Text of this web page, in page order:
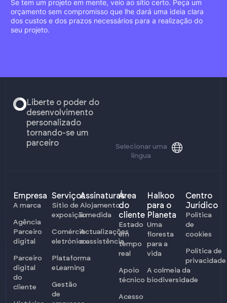
Se tem um projeto em mente, veio ao sítio certo. Peça um
orçamento sem compromisso que lhe dará uma ideia clara
dos custos e dos prazos necessários para a realização do
seu projeto.
Liberte o poder do
desenvolvimento
personalizado
tornando-se um
parceiro
Selecionar uma
língua
Empresa
A marca
Agência
Parceiro
digital
Parceiro
digital
do
cliente
Serviços
Sítio de
exposição
Comércio
eletrónico
Plataforma
eLearning
Gestão
de
Assinaturas
Alojamento
à medida
Actualizações
e assistência
Área
do
cliente
Estado
em
tempo
real
Apoio
técnico
Acesso
Halkoo
para o
Planeta
Uma
floresta
para a
vida
A colmeia da
biodiversidade
Centro
Jurídico
Política
de
cookies
Política de
privacidade